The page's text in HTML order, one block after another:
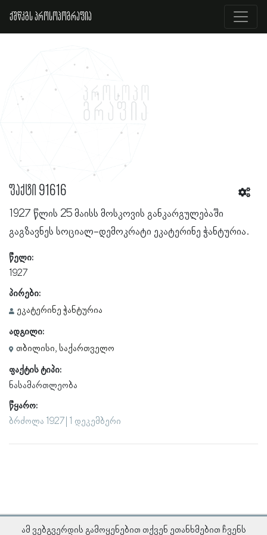
ქშწკგს პროსოპოგრაფია
ფაქტი 91616
1927 წლის 25 მაისს მოსკოვის განკარგულებაში
გაგზავნეს სოციალ-დემოკრატი ეკატერინე ჭანტურია.
წელი:
1927
პირები:
ეკატერინე ჭანტურია
ადგილი:
თბილისი, საქართველო
ფაქტის ტიპი:
ნასამართლეობა
წყარო:
ბრძოლა 1927 | 1 დეკემბერი
ამ ვებგვერდის გამოყენებით თქვენ ეთანხმებით ჩვენს